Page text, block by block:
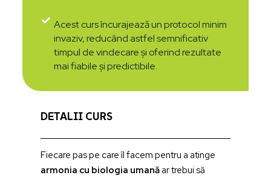
Acest curs încurajează un protocol minim
invaziv, reducând astfel semnificativ
timpul de vindecare și oferind rezultate
mai fiabile și predictibile.
DETALII CURS
Fiecare pas pe care îl facem pentru a atinge
armonia cu biologia umanăar trebui să